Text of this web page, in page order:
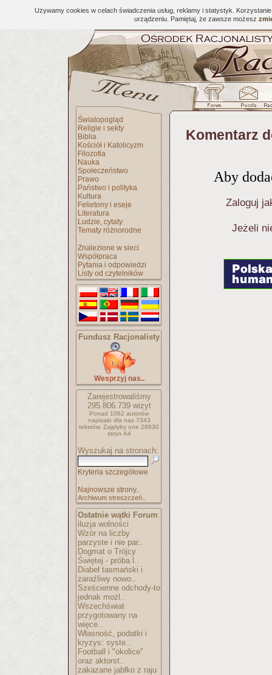
Używamy cookies w celach świadczenia usług, reklamy i statystyk.
urządzeniu. Pamiętaj, że zawsze możesz
Światopogląd
Religie i sekty
Biblia
Kościół i Katolicyzm
Filozofia
Nauka
Społeczeństwo
Prawo
Państwo i polityka
Kultura
Felietony i eseje
Literatura
Ludzie, cytaty
Tematy różnorodne
Znalezione w sieci
Współpraca
Pytania i odpowiedzi
Listy od czytelników
Fundusz Racjonalisty
Wesprzyj nas..
Zarejestrowaliśmy
295.806.739wizyt
Ponad 1062 autorów
napisało dla nas 7343
tekstów. Zajęłyby one 28930
stron A4
Wyszukaj na stronach:
Kryteria szczegółowe
Najnowsze strony..
Archiwum streszczeń..
Ostatnie wątki Forum:
iluzja wolności
Wzór na liczby
parzyste i nie par..
Dogmat o Trójcy
Świętej - próba l..
Diabeł tasmański i
zaraźliwy nowo..
Sześcienne odchody-to
jednak możl..
Wszechświat
przygotowany na
więce..
Własność, podatki i
kryzys: syste..
Football i "okolice"
oraz aktorst..
zakazane jabłko z raju
Komentarz
Aby
Zaloguj
Jeżeli